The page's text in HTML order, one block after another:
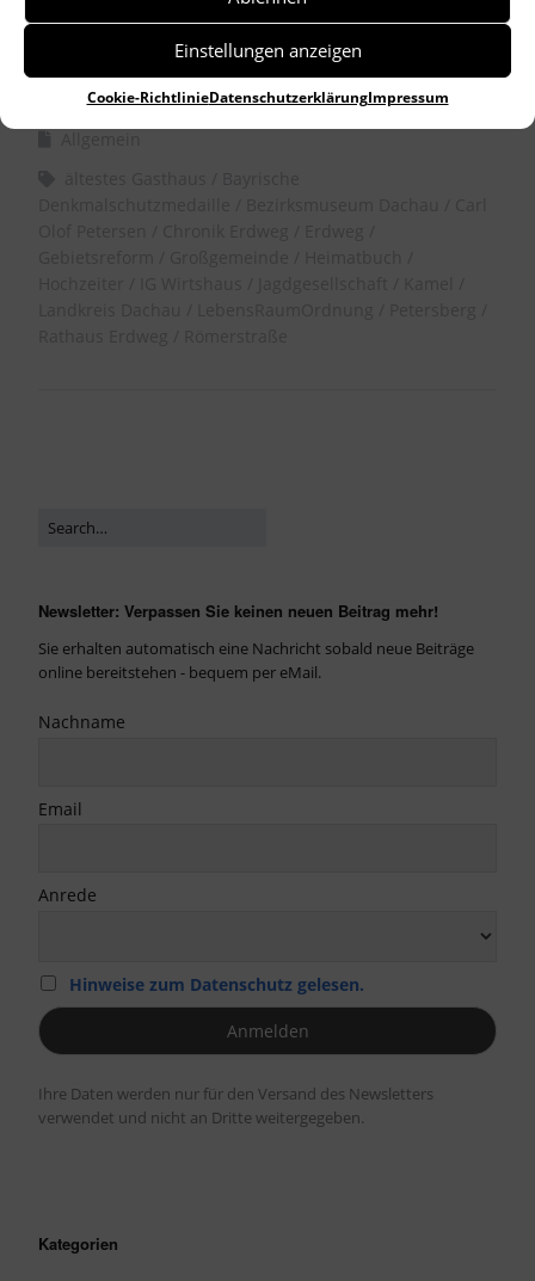
Einstellungen anzeigen
Cookie-RichtlinieDatenschutzerklärungImpressum
byDr. Birgitta Unger-Richter
Newsletter: Verpassen Sie keinen neuen Beitrag mehr!
Sie erhalten automatisch eine Nachricht sobald neue Beiträge
online bereitstehen - bequem per eMail.
Nachname
Email
Anrede
Hinweise zum Datenschutz gelesen.
Ihre Daten werden nur für den Versand des Newsletters
verwendet und nicht an Dritte weitergegeben.
Kategorien